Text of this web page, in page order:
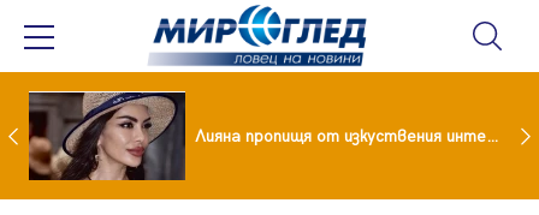
Популярен риалити герой заряза жена си заради друга Лияна пропищя от изкуствения интелект